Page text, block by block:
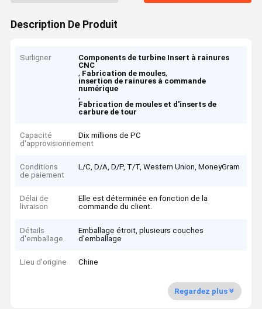
Description De Produit
Surligner
Components de turbine Insert à rainures
CNC
, Fabrication de moules,
insertion de rainures à commande
numérique
,
Fabrication de moules et d'inserts de
carbure de tour
Capacité
d'approvisionnement
Dix millions de PC
Conditions
de paiement
L/C, D/A, D/P, T/T, Western Union, MoneyGram
Délai de
livraison
Elle est déterminée en fonction de la
commande du client.
Détails
d'emballage
Emballage étroit, plusieurs couches
d'emballage
Lieu d'origine Chine
Regardez plus